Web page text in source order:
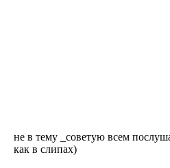
не в тему _советую всем
как в слипах)